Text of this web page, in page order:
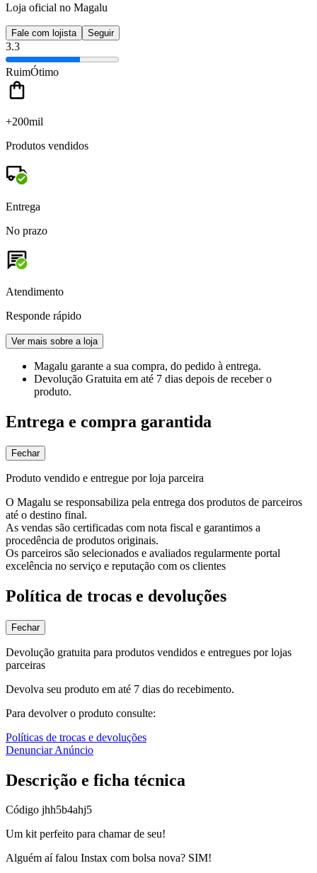
Loja oficial no Magalu
Fale com lojista Seguir
3.3
RuimÓtimo
+200mil
Produtos vendidos
Entrega
No prazo
Atendimento
Responde rápido
Ver mais sobre a loja
Magalu garante a sua compra, do pedido à entrega.
Devolução Gratuita em até 7 dias depois de receber o
produto.
Entrega e compra garantida
Fechar
Produto vendido e entregue por loja parceira
O Magalu se responsabiliza pela entrega dos produtos de parceiros
até o destino final.
As vendas são certificadas com nota fiscal e garantimos a
procedência de produtos originais.
Os parceiros são selecionados e avaliados regularmente portal
excelência no serviço e reputação com os clientes
Política de trocas e devoluções
Fechar
Devolução gratuita para produtos vendidos e entregues por lojas
parceiras
Devolva seu produto em até 7 dias do recebimento.
Para devolver o produto consulte:
Políticas de trocas e devoluções
Denunciar Anúncio
Descrição e ficha técnica
Código jhh5b4ahj5
Um kit perfeito para chamar de seu!
Alguém aí falou Instax com bolsa nova? SIM!